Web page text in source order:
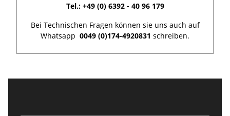
Tel.: +49 (0) 6392 - 40 96 179
Bei Technischen Fragen können sie uns auch auf
Whatsapp 0049 (0)174-4920831 schreiben.